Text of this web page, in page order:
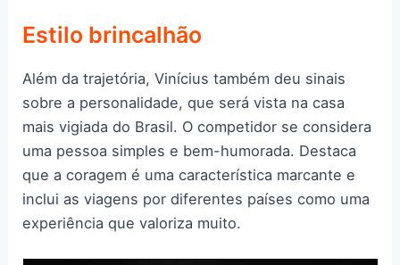
Estilo brincalhão
Além da trajetória, Vinícius também deu sinais
sobre a personalidade, que será vista na casa
mais vigiada do Brasil. O competidor se considera
uma pessoa simples e bem-humorada. Destaca
que a coragem é uma característica marcante e
inclui as viagens por diferentes países como uma
experiência que valoriza muito.